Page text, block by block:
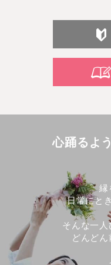
心踊るよ
縁
日常にと
そんな一
どんどん